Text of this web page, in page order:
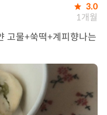
3.0
1개월
고물+쑥떡+계피향나는